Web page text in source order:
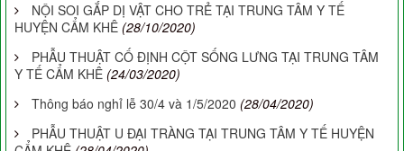
NỘI SOI GẮP DỊ VẬT CHO TRẺ TẠI TRUNG TÂM Y TẾ
HUYỆN CẨM KHÊ (28/10/2020)
PHẪU THUẬT CỐ ĐỊNH CỘT SỐNG LƯNG TẠI TRUNG TÂM
Y TẾ CẨM KHÊ (24/03/2020)
Thông báo nghỉ lễ 30/4 và 1/5/2020 (28/04/2020)
PHẪU THUẬT U ĐẠI TRÀNG TẠI TRUNG TÂM Y TẾ HUYỆN